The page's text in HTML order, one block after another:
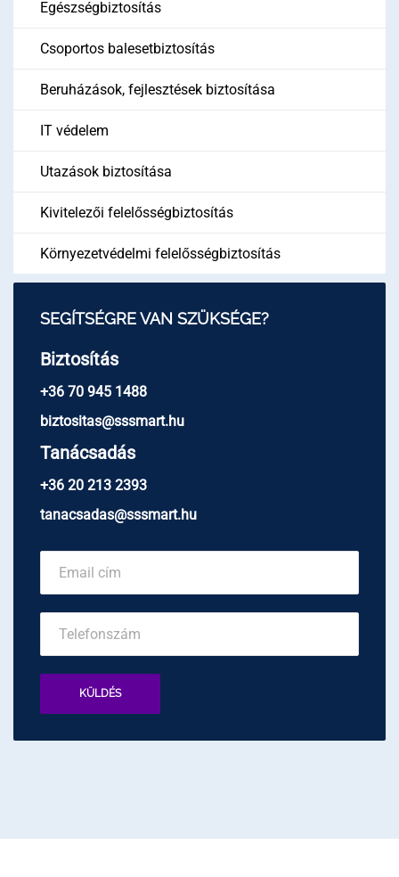
Egészségbiztosítás
Csoportos balesetbiztosítás
Beruházások, fejlesztések biztosítása
IT védelem
Utazások biztosítása
Kivitelezői felelősségbiztosítás
Környezetvédelmi felelősségbiztosítás
SEGÍTSÉGRE VAN SZÜKSÉGE?
Biztosítás
+36 70 945 1488
biztositas@sssmart.hu
Tanácsadás
+36 20 213 2393
tanacsadas@sssmart.hu